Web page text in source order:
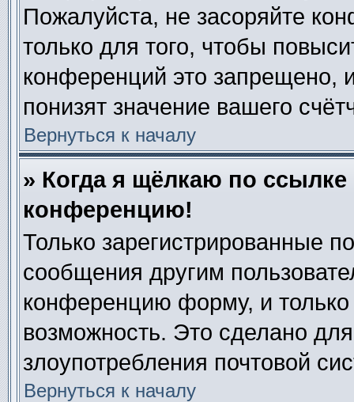
Пожалуйста, не засоряйте
только для того, чтобы
конференций это запрещено,
понизят значение вашего
Вернуться к началу
» Когда я щёлкаю по
конференцию!
Только зарегистрированные
сообщения другим
конференцию форму, и
возможность. Это сделано
злоупотребления почтовой
Вернуться к началу